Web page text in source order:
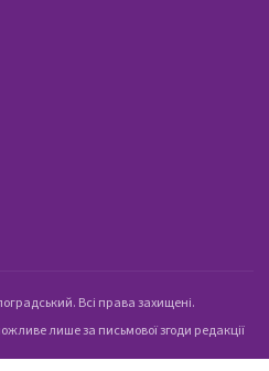
Всі права захищені.
лише за письмової згоди редакції